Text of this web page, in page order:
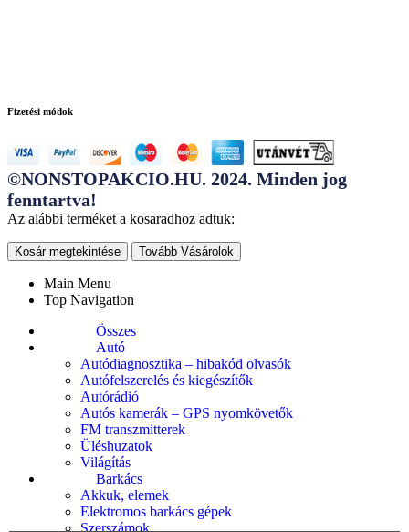
Fizetési módok
©NONSTOPAKCIO.HU. 2024. Minden jog
fenntartva!
Az alábbi terméket a kosaradhoz adtuk:
Kosár megtekintése Tovább Vásárolok
Main Menu
Top Navigation
Összes
Autó
Autódiagnosztika – hibakód olvasók
Autófelszerelés és kiegészítők
Autórádió
Autós kamerák – GPS nyomkövetők
FM transzmitterek
Üléshuzatok
Világítás
Barkács
Akkuk, elemek
Elektromos barkács gépek
Szerszámok